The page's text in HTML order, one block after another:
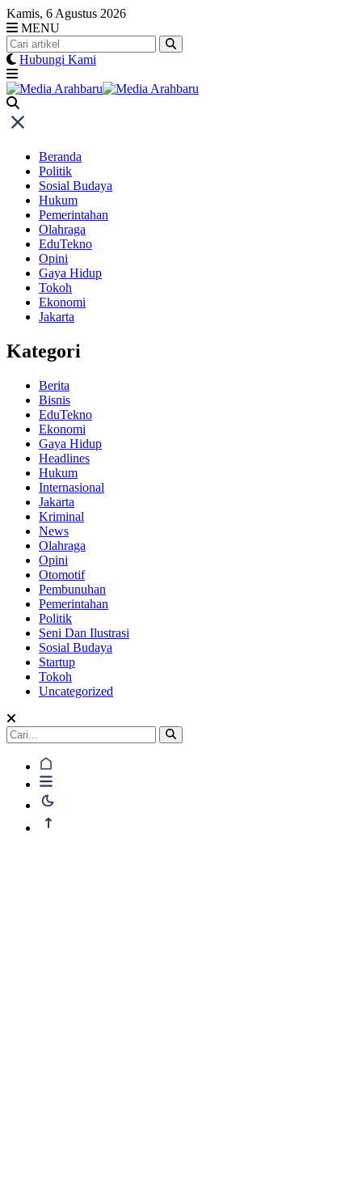
Skip
to
content
Kamis, 6 Agustus 2026
MENU
Hubungi Kami
Beranda
Politik
Sosial Budaya
Hukum
Pemerintahan
Olahraga
EduTekno
Opini
Gaya Hidup
Tokoh
Ekonomi
Jakarta
Kategori
Berita
Bisnis
EduTekno
Ekonomi
Gaya Hidup
Headlines
Hukum
Internasional
Jakarta
Kriminal
News
Olahraga
Opini
Otomotif
Pembunuhan
Pemerintahan
Politik
Seni Dan Ilustrasi
Sosial Budaya
Startup
Tokoh
Uncategorized